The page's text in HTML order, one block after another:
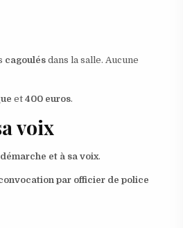
cagoulés dans la salle. Aucune
et400 euros.
voix
et à sa voix.
par officier de police